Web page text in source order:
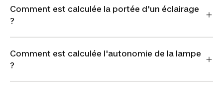
Comment est calculée la portée d'un éclairage
?
Comment est calculée l'autonomie de la lampe
?